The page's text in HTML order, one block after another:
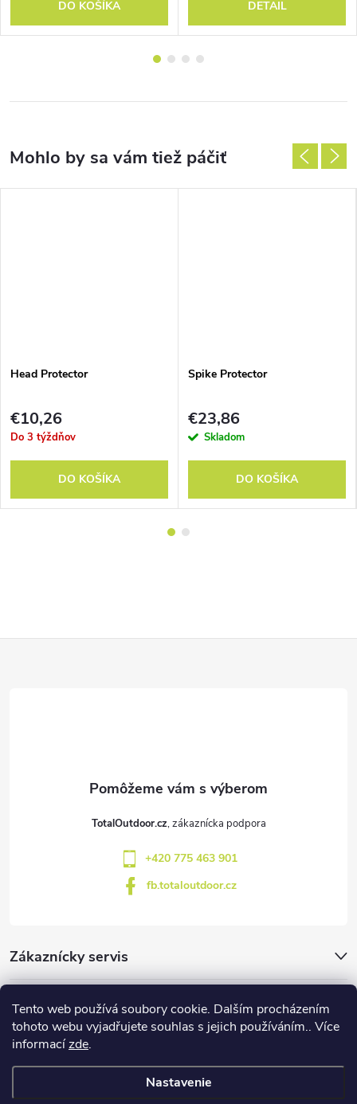
Tento web používá soubory cookie. Dalším procházením
tohoto webu vyjadřujete souhlas s jejich používáním.. Více
informacízde.
Nastavenie
DO KOŠÍKA DETAIL
Head Protector
€10,26
Do 3 týždňov
DO KOŠÍKA
Spike Protector
€23,86
Skladom
DO KOŠÍKA
Zákaznícky servis
Značky
Blog
TotalOutdoor.cz
+420 775 463 901
fb.totaloutdoor.cz